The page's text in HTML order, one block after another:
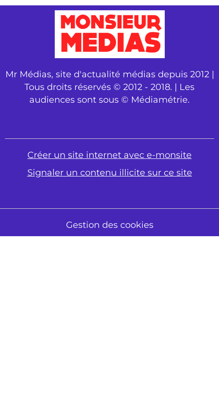
Mr Médias, site d'actualité médias depuis 2012 |
Tous droits réservés © 2012 - 2018. | Les
audiences sont sous © Médiamétrie.
Créer un site internet avec e-monsite
Signaler un contenu illicite sur ce site
Gestion des cookies